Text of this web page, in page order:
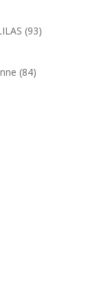
(93)
(84)